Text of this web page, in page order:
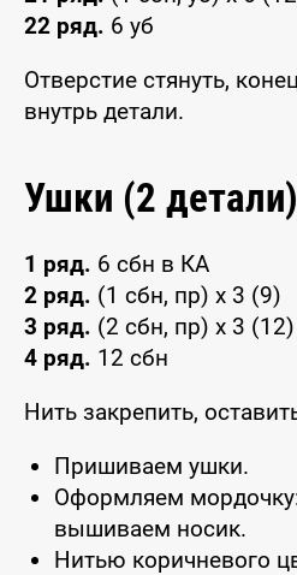
22 ряд. 6 уб
Отверстие стянуть,
внутрь детали.
Ушки (2 детали)
1 ряд. 6 сбн в КА
2 ряд. (1 сбн, пр) x 3 (9)
3 ряд. (2 сбн, пр) x 3 (12)
4 ряд. 12 сбн
Нить закрепить,
Пришиваем ушки.
Оформляем
вышиваем носик.
Нитью коричневого